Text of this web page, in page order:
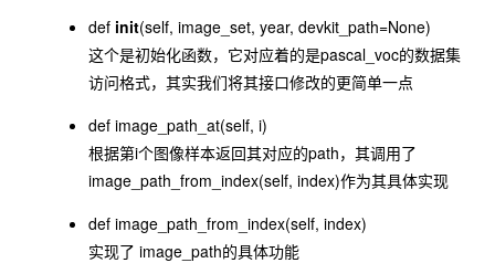
def init(self, image_set, year, devkit_path=None)
这个是初始化函数，它对应着的是pascal_voc的数据集
访问格式，其实我们将其接口修改的更简单一点
def image_path_at(self, i)
根据第i个图像样本返回其对应的path，其调用了
image_path_from_index(self, index)作为其具体实现
def image_path_from_index(self, index)
实现了 image_path的具体功能